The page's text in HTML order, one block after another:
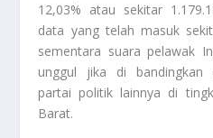
12,03% atau sekitar
data yang telah masuk
sementara suara pelawak
unggul jika di bandingkan
partai politik lainnya di
Barat.